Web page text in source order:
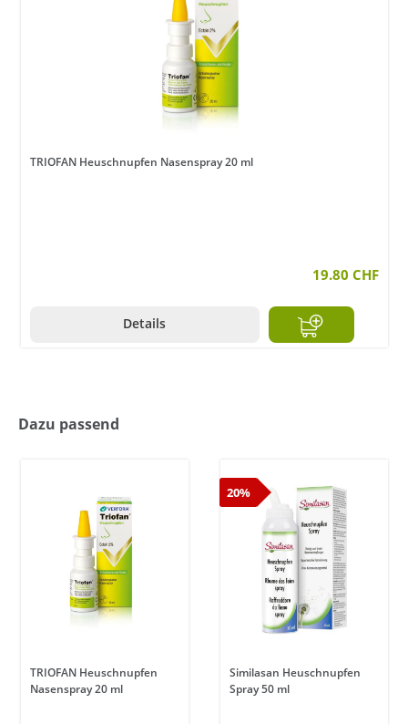
TRIOFAN Heuschnupfen Nasenspray 20 ml
19.80 CHF
Details
Dazu passend
TRIOFAN Heuschnupfen
Nasenspray 20 ml
20%
Similasan Heuschnupfen
Spray 50 ml